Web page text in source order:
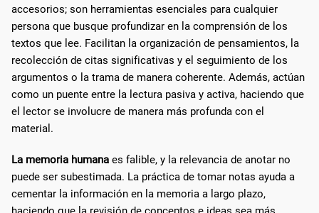
accesorios; son herramientas esenciales para cualquier
persona que busque profundizar en la comprensión de los
textos que lee. Facilitan la organización de pensamientos, la
recolección de citas significativas y el seguimiento de los
argumentos o la trama de manera coherente. Además, actúan
como un puente entre la lectura pasiva y activa, haciendo que
el lector se involucre de manera más profunda con el
material.
La memoria humana es falible, y la relevancia de anotar no
puede ser subestimada. La práctica de tomar notas ayuda a
cementar la información en la memoria a largo plazo,